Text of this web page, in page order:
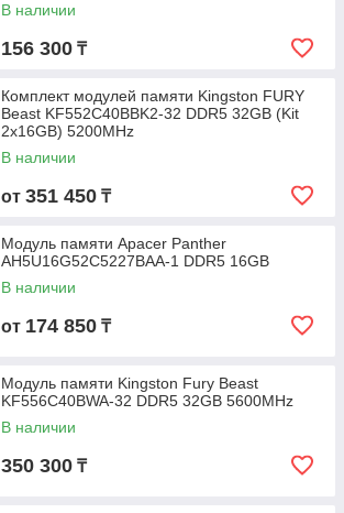
В наличии
156 300 ₸
Комплект модулей памяти Kingston FURY
Beast KF552C40BBK2-32 DDR5 32GB (Kit
2x16GB) 5200MHz
В наличии
от 351 450 ₸
Модуль памяти Apacer Panther
AH5U16G52C5227BAA-1 DDR5 16GB
В наличии
от 174 850 ₸
Модуль памяти Kingston Fury Beast
KF556C40BWA-32 DDR5 32GB 5600MHz
В наличии
350 300 ₸